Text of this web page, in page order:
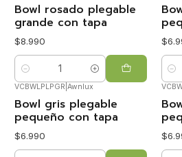
Bowl rosado plegable
grande con tapa
$8.990
Cantidad
VCBWLPLPGR Awnlux
Bowl gris plegable
pequeño con tapa
$6.990